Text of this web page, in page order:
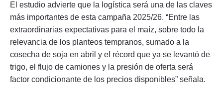
El estudio advierte que la logística será una de las claves
más importantes de esta campaña 2025/26. “Entre las
extraordinarias expectativas para el maíz, sobre todo la
relevancia de los planteos tempranos, sumado a la
cosecha de soja en abril y el récord que ya se levantó de
trigo, el flujo de camiones y la presión de oferta será
factor condicionante de los precios disponibles” señala.